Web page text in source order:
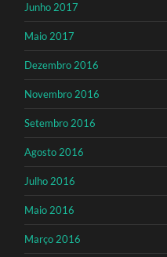
Junho 2017
Maio 2017
Dezembro 2016
Novembro 2016
Setembro 2016
Agosto 2016
Julho 2016
Maio 2016
Março 2016